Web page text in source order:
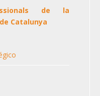
de la
Catalunya